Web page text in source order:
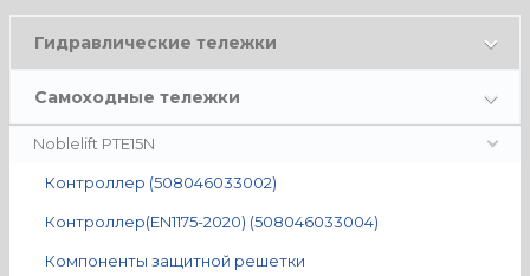
Гидравлические тележки
Самоходные тележки
Noblelift PTE15N
Контроллер (508046033002)
Контроллер(EN1175-2020) (508046033004)
Компоненты защитной решетки